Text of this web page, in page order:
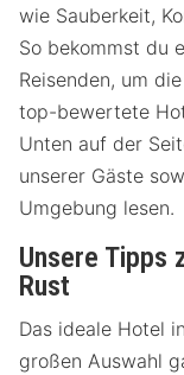
wie Sauberkeit,
So bekommst du
Reisenden, um
top-bewertete
Unten auf der
unserer Gäste
Umgebung lesen.
Unsere Tipps
Rust
Das ideale Hotel
großen Auswahl